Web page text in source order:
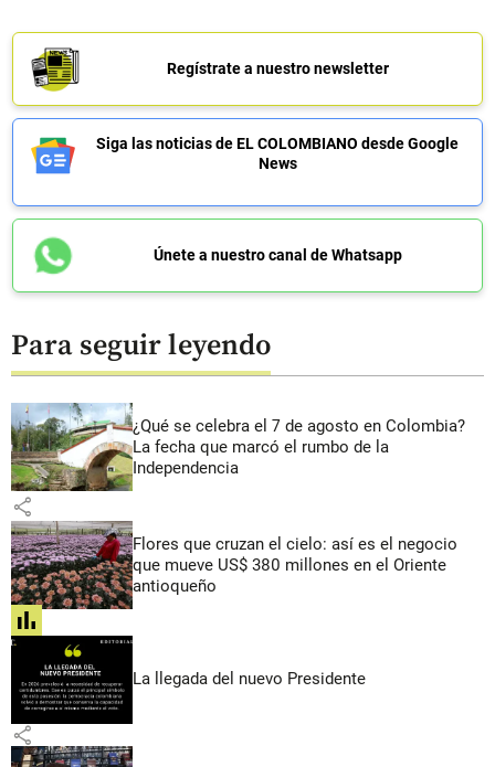
Regístrate a nuestro newsletter
Siga las noticias de EL COLOMBIANO desde Google
News
Únete a nuestro canal de Whatsapp
Para seguir leyendo
¿Qué se celebra el 7 de agosto en Colombia?
La fecha que marcó el rumbo de la
Independencia
share
Flores que cruzan el cielo: así es el negocio
que mueve US$ 380 millones en el Oriente
antioqueño
share
La llegada del nuevo Presidente
share